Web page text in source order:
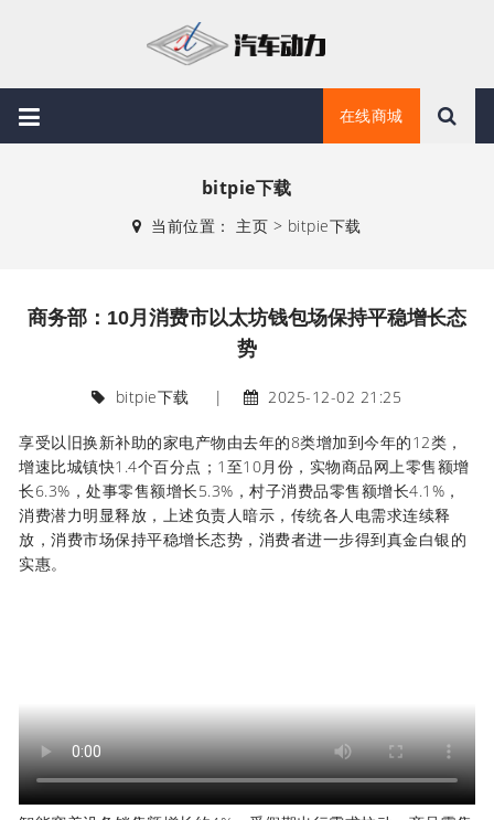
在线商城
bitpie下载
当前位置： 主页 > bitpie下载
商务部：10月消费市以太坊钱包场保持平稳增长态
势
bitpie下载 | 2025-12-02 21:25
享受以旧换新补助的家电产物由去年的8类增加到今年的12类，
增速比城镇快1.4个百分点；1至10月份，实物商品网上零售额增
长6.3%，处事零售额增长5.3%，村子消费品零售额增长4.1%，
消费潜力明显释放，上述负责人暗示，传统各人电需求连续释
放，消费市场保持平稳增长态势，消费者进一步得到真金白银的
实惠。